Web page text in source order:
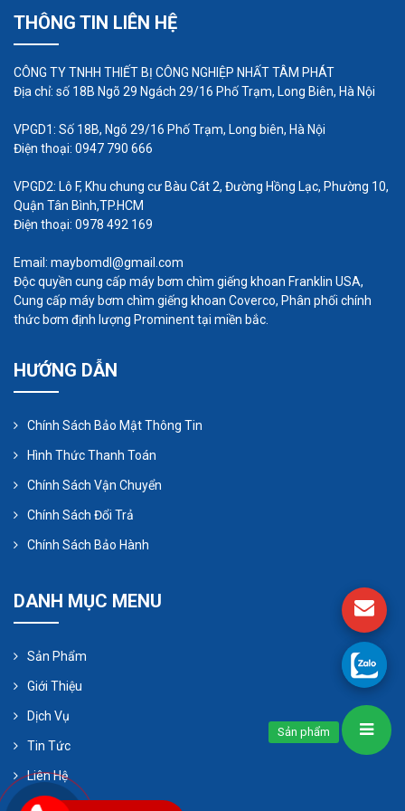
chất Iwaki, hy vọng sẽ hữu ích với các bạn. Ngoài
ra, nếu còn bất kỳ điều gì thắc mắc đừng ngần
ngại liên hệ với chúng tôi để được giải đáp nhanh
THÔNG TIN LIÊN HỆ
CÔNG TY TNHH THIẾT BỊ CÔNG NGHIỆP NHẤT TÂM PHÁT
Địa chỉ: số 18B Ngõ 29 Ngách 29/16 Phố Trạm, Long Biên, Hà Nội
VPGD1: Số 18B, Ngõ 29/16 Phố Trạm, Long biên, Hà Nội
Điện thoại: 0947 790 666
VPGD2: Lô F, Khu chung cư Bàu Cát 2, Đường Hồng Lạc, Phường 10,
Quận Tân Bình,TP.HCM
Điện thoại: 0978 492 169
Email: maybomdl@gmail.com
Độc quyền cung cấp máy bơm chìm giếng khoan Franklin USA,
Cung cấp máy bơm chìm giếng khoan Coverco, Phân phối chính
thức bơm định lượng Prominent tại miền bắc.
HƯỚNG DẪN
Chính Sách Bảo Mật Thông Tin
Hình Thức Thanh Toán
Chính Sách Vận Chuyển
Chính Sách Đổi Trả
Chính Sách Bảo Hành
DANH MỤC MENU
Sản Phẩm
Giới Thiệu
Dịch Vụ
Tin Tức
Liên Hệ
Sản phẩm